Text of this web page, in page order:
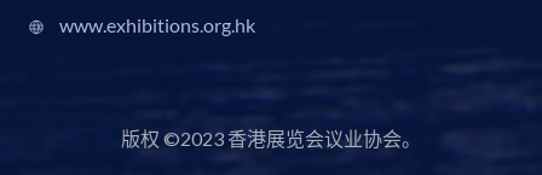
www.exhibitions.org.hk
版权 ©2023 香港展览会议业协会。